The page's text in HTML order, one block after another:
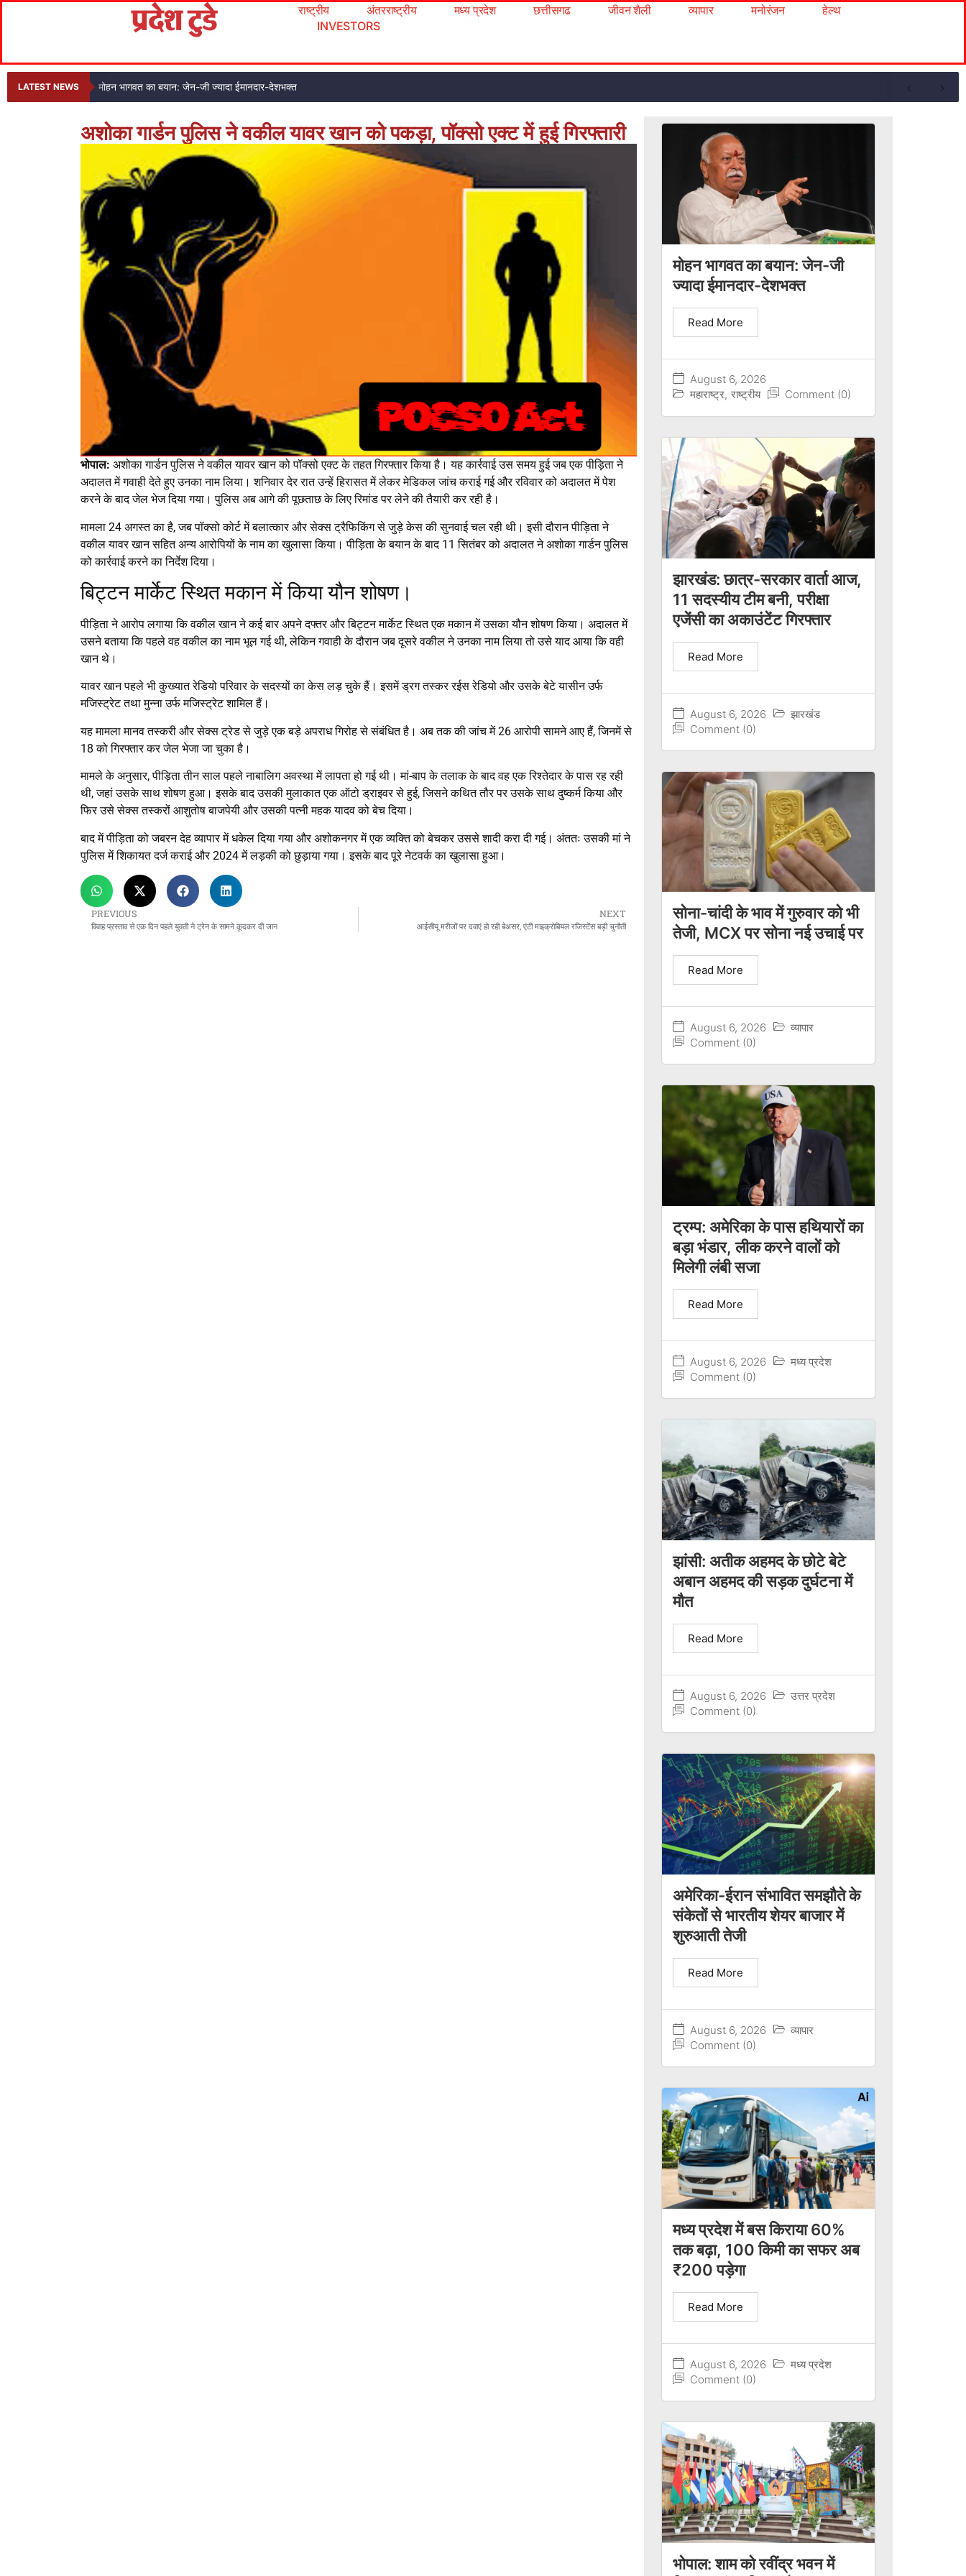
राष्ट्रीय अंतरराष्ट्रीय मध्य प्रदेश छत्तीसगढ जीवन शैली व्यापार मनोरंजन
हेल्थ
INVESTORS
LATEST NEWS मोहन भागवत का बयान: जेन-जी ज्यादा ईमानदार-देशभक्त
अशोका गार्डन पुलिस ने वकील यावर खान को पकड़ा, पॉक्सो एक्ट में हुई गिरफ्तारी
भोपाल: अशोका गार्डन पुलिस ने वकील यावर खान को पॉक्सो एक्ट के तहत गिरफ्तार किया है। यह कार्रवाई उस समय हुई जब एक पीड़िता ने
अदालत में गवाही देते हुए उनका नाम लिया। शनिवार देर रात उन्हें हिरासत में लेकर मेडिकल जांच कराई गई और रविवार को अदालत में पेश
करने के बाद जेल भेज दिया गया। पुलिस अब आगे की पूछताछ के लिए रिमांड पर लेने की तैयारी कर रही है।
मामला 24 अगस्त का है, जब पॉक्सो कोर्ट में बलात्कार और सेक्स ट्रैफिकिंग से जुड़े केस की सुनवाई चल रही थी। इसी दौरान पीड़िता ने
वकील यावर खान सहित अन्य आरोपियों के नाम का खुलासा किया। पीड़िता के बयान के बाद 11 सितंबर को अदालत ने अशोका गार्डन पुलिस
को कार्रवाई करने का निर्देश दिया।
बिट्टन मार्केट स्थित मकान में किया यौन शोषण।
पीड़िता ने आरोप लगाया कि वकील खान ने कई बार अपने दफ्तर और बिट्टन मार्केट स्थित एक मकान में उसका यौन शोषण किया। अदालत में
उसने बताया कि पहले वह वकील का नाम भूल गई थी, लेकिन गवाही के दौरान जब दूसरे वकील ने उनका नाम लिया तो उसे याद आया कि वही
खान थे।
यावर खान पहले भी कुख्यात रेडियो परिवार के सदस्यों का केस लड़ चुके हैं। इसमें ड्रग तस्कर रईस रेडियो और उसके बेटे यासीन उर्फ
मजिस्ट्रेट तथा मुन्ना उर्फ मजिस्ट्रेट शामिल हैं।
यह मामला मानव तस्करी और सेक्स ट्रेड से जुड़े एक बड़े अपराध गिरोह से संबंधित है। अब तक की जांच में 26 आरोपी सामने आए हैं, जिनमें से
18 को गिरफ्तार कर जेल भेजा जा चुका है।
मामले के अनुसार, पीड़िता तीन साल पहले नाबालिग अवस्था में लापता हो गई थी। मां-बाप के तलाक के बाद वह एक रिश्तेदार के पास रह रही
थी, जहां उसके साथ शोषण हुआ। इसके बाद उसकी मुलाकात एक ऑटो ड्राइवर से हुई, जिसने कथित तौर पर उसके साथ दुष्कर्म किया और
फिर उसे सेक्स तस्करों आशुतोष बाजपेयी और उसकी पत्नी महक यादव को बेच दिया।
बाद में पीड़िता को जबरन देह व्यापार में धकेल दिया गया और अशोकनगर में एक व्यक्ति को बेचकर उससे शादी करा दी गई। अंततः उसकी मां ने
पुलिस में शिकायत दर्ज कराई और 2024 में लड़की को छुड़ाया गया। इसके बाद पूरे नेटवर्क का खुलासा हुआ।
PREVIOUS
विवाह प्रस्ताव से एक दिन पहले युवती ने ट्रेन के सामने कूदकर दी जान
NEXT
आईसीयू मरीजों पर दवाएं हो रही बेअसर, एंटी माइक्रोबियल रजिस्टेंस बड़ी चुनौती
मोहन भागवत का बयान: जेन-जी
ज्यादा ईमानदार-देशभक्त
August 6, 2026
महाराष्ट्र, राष्ट्रीय Comment (0)
Read More
झारखंड: छात्र-सरकार वार्ता आज,
11 सदस्यीय टीम बनी, परीक्षा
एजेंसी का अकाउंटेंट गिरफ्तार
August 6, 2026
झारखंड
Comment (0)
Read More
सोना-चांदी के भाव में गुरुवार को भी
तेजी, MCX पर सोना नई उचाई पर
August 6, 2026
व्यापार
Comment (0)
Read More
ट्रम्प: अमेरिका के पास हथियारों का
बड़ा भंडार, लीक करने वालों को
मिलेगी लंबी सजा
August 6, 2026
मध्य प्रदेश
Comment (0)
Read More
झांसी: अतीक अहमद के छोटे बेटे
अबान अहमद की सड़क दुर्घटना में
मौत
August 6, 2026
उत्तर प्रदेश
Comment (0)
Read More
अमेरिका-ईरान संभावित समझौते के
संकेतों से भारतीय शेयर बाजार में
शुरुआती तेजी
August 6, 2026
व्यापार
Comment (0)
Read More
मध्य प्रदेश में बस किराया 60%
तक बढ़ा, 100 किमी का सफर अब
₹200 पड़ेगा
August 6, 2026
मध्य प्रदेश
Comment (0)
Read More
भोपाल: शाम को रवींद्र भवन में